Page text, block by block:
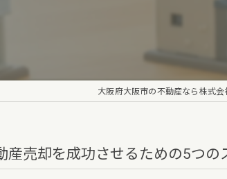
大阪府大阪市の不動産なら株式
産売却を成功させるための5つの